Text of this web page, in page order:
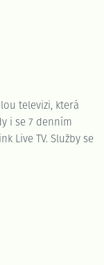
televizi, která
i se 7 denním
Live TV. Služby se